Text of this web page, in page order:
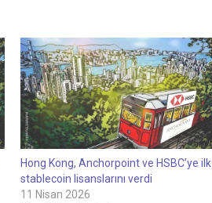
Hong Kong, Anchorpoint ve HSBC’ye ilk
stablecoin lisanslarını verdi
11 Nisan 2026